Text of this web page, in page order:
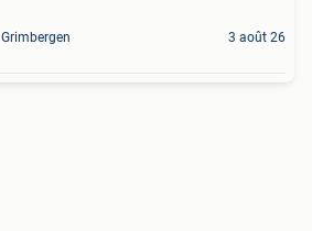
Grimbergen 3 août 26